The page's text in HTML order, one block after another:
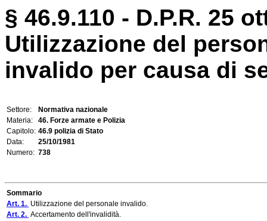
§ 46.9.110 - D.P.R. 25
Utilizzazione del
invalido per causa di
Settore:
Normativa nazionale
Materia:
46. Forze armate e Polizia
Capitolo: 46.9 polizia di Stato
Data:
25/10/1981
Numero: 738
Sommario
Art. 1. Utilizzazione del personale invalido.
Art. 2. Accertamento dell'invalidità.